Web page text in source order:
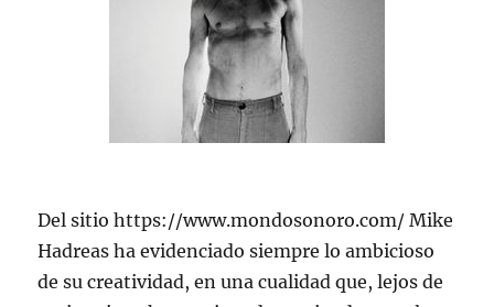
Del sitio https://www.mondosonoro.com/ Mike
Hadreas ha evidenciado siempre lo ambicioso
de su creatividad, en una cualidad que, lejos de